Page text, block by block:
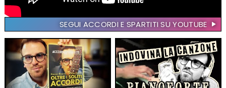
SEGUI ACCORDI E SPARTITI SU YOUTUBE